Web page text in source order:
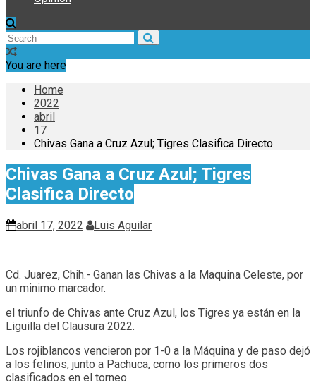
You are here
Home
2022
abril
17
Chivas Gana a Cruz Azul; Tigres Clasifica Directo
Chivas Gana a Cruz Azul; Tigres
Clasifica Directo
abril 17, 2022 Luis Aguilar
Cd. Juarez, Chih.- Ganan las Chivas a la Maquina Celeste, por
un minimo marcador.
el triunfo de Chivas ante Cruz Azul, los Tigres ya están en la
Liguilla del Clausura 2022.
Los rojiblancos vencieron por 1-0 a la Máquina y de paso dejó
a los felinos, junto a Pachuca, como los primeros dos
clasificados en el torneo.